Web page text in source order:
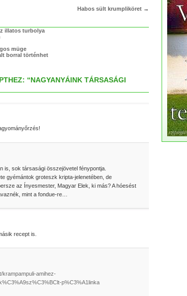
Habos sült krumpliköret →
illatos turbolya
müge
borral történhet
“NAGYANYÁINK TÁRSASÁGI
is, sok társasági összejövetel fénypontja.
gyémántok groteszk kripta-jelenetében, de
az Ínyesmester, Magyar Elek, ki más? A hóesést
mint a fondue-re…
recept is.
krampampuli-amihez-
p%C3%A1linka